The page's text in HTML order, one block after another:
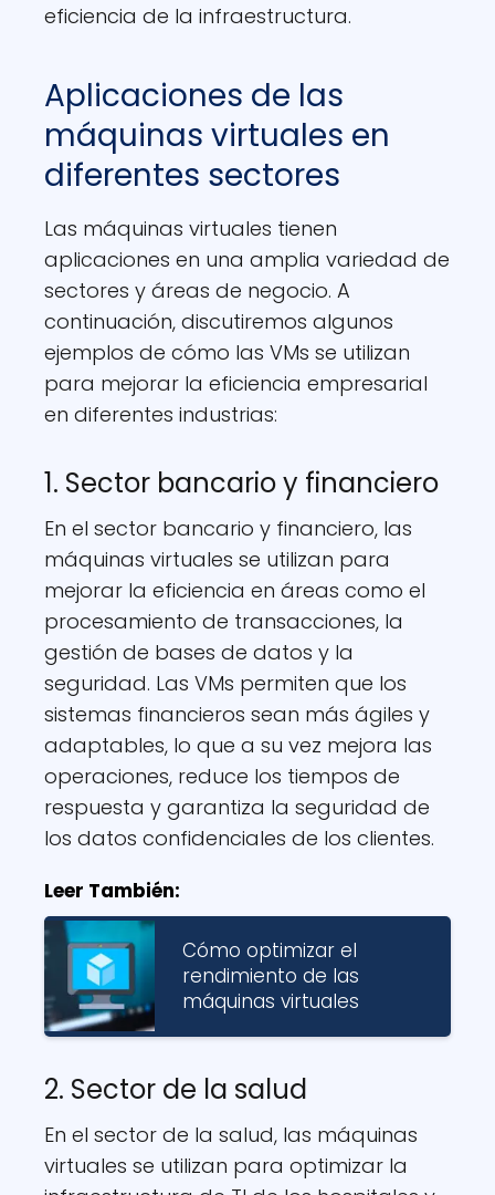
eficiencia de la infraestructura.
Aplicaciones de las
máquinas virtuales en
diferentes sectores
Las máquinas virtuales tienen
aplicaciones en una amplia variedad de
sectores y áreas de negocio. A
continuación, discutiremos algunos
ejemplos de cómo las VMs se utilizan
para mejorar la eficiencia empresarial
en diferentes industrias:
1. Sector bancario y financiero
En el sector bancario y financiero, las
máquinas virtuales se utilizan para
mejorar la eficiencia en áreas como el
procesamiento de transacciones, la
gestión de bases de datos y la
seguridad. Las VMs permiten que los
sistemas financieros sean más ágiles y
adaptables, lo que a su vez mejora las
operaciones, reduce los tiempos de
respuesta y garantiza la seguridad de
los datos confidenciales de los clientes.
Leer También:
Cómo optimizar el
rendimiento de las
máquinas virtuales
2. Sector de la salud
En el sector de la salud, las máquinas
virtuales se utilizan para optimizar la